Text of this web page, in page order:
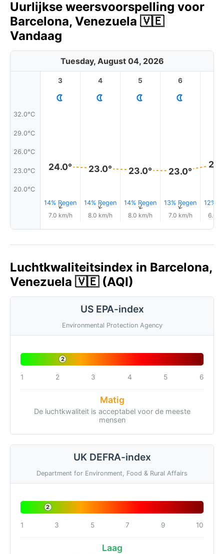
Uurlijkse weersvoorspelling voor
Barcelona, Venezuela 🇻🇪
Vandaag
Tuesday, August 04, 2026
32.0°C
29.0°C
26.0°C
23.0°C
20.0°C
3
24.0°
14% Regen
↑
7.0 km/h
4
23.0°
14% Regen
↑
8.0 km/h
5
23.0°
14% Regen
↑
8.0 km/h
6
23.0°
13% Regen
↑
7.0 km/h
12%
6.0
Luchtkwaliteitsindex in Barcelona,
Venezuela 🇻🇪 (AQI)
US EPA-index
Environmental Protection Agency
2
1 2 3 4 5 6
Matig
De luchtkwaliteit is acceptabel voor de meeste
mensen
UK DEFRA-index
Department for Environment, Food & Rural Affairs
2
1 3 5 7 9 10
Laag